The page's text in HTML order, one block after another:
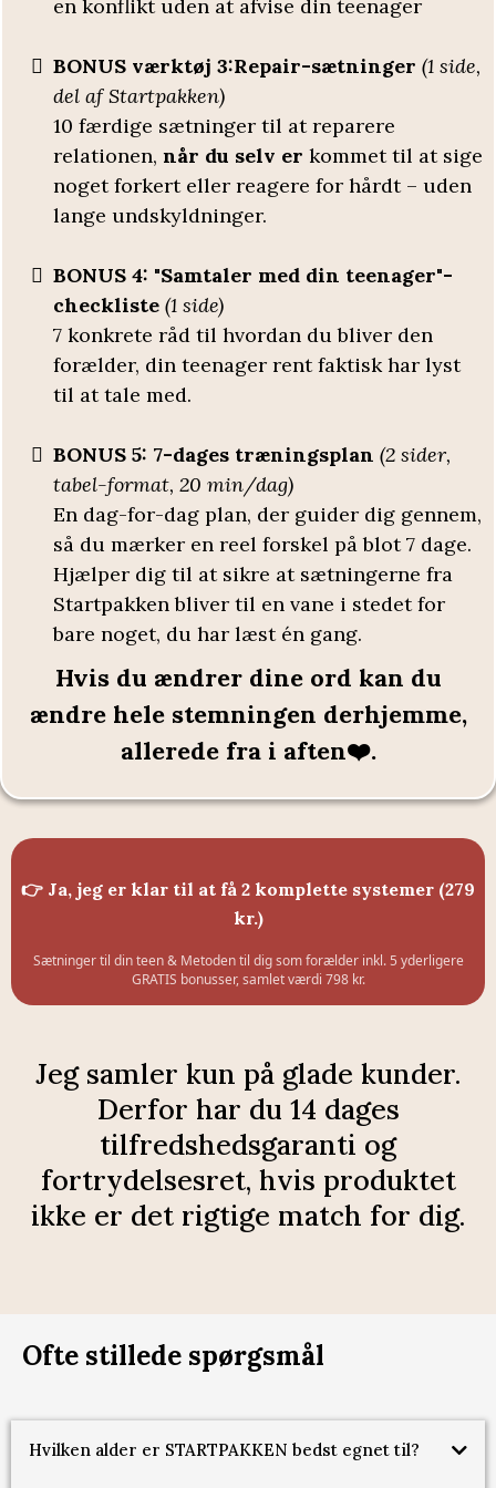
en konflikt uden at afvise din teenager
BONUS værktøj 3:Repair-sætninger (1 side,
del af Startpakken)
10 færdige sætninger til at reparere
relationen, når du selv er kommet til at sige
noget forkert eller reagere for hårdt – uden
lange undskyldninger.
BONUS 4: "Samtaler med din teenager"-
checkliste (1 side)
7 konkrete råd til hvordan du bliver den
forælder, din teenager rent faktisk har lyst
til at tale med.
BONUS 5: 7-dages træningsplan (2 sider,
tabel-format, 20 min/dag)
En dag-for-dag plan, der guider dig gennem,
så du mærker en reel forskel på blot 7 dage.
Hjælper dig til at sikre at sætningerne fra
Startpakken bliver til en vane i stedet for
bare noget, du har læst én gang.
Hvis du ændrer dine ord kan du
ændre hele stemningen derhjemme,
allerede fra i aften❤️.
👉 Ja, jeg er klar til at få 2 komplette systemer (279
kr.)
Sætninger til din teen & Metoden til dig som forælder inkl. 5 yderligere
GRATIS bonusser, samlet værdi 798 kr.
Jeg samler kun på glade kunder.
Derfor har du 14 dages
tilfredshedsgaranti og
fortrydelsesret, hvis produktet
ikke er det rigtige match for dig.
Ofte stillede spørgsmål
Hvilken alder er STARTPAKKEN bedst egnet til?